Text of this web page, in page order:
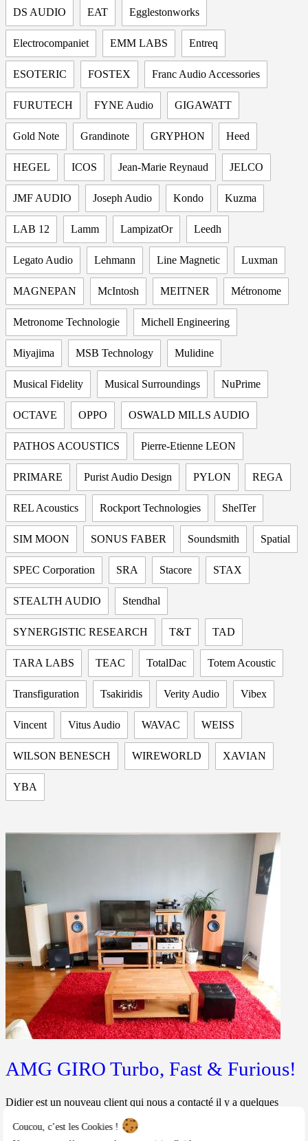
DS AUDIO EAT Egglestonworks
Electrocompaniet EMM LABS Entreq
ESOTERIC FOSTEX Franc Audio Accessories
FURUTECH FYNE Audio GIGAWATT
Gold Note Grandinote GRYPHON Heed
HEGEL ICOS Jean-Marie Reynaud JELCO
JMF AUDIO Joseph Audio Kondo Kuzma
LAB 12 Lamm LampizatOr Leedh
Legato Audio Lehmann Line Magnetic Luxman
MAGNEPAN McIntosh MEITNER Métronome
Metronome Technologie Michell Engineering
Miyajima MSB Technology Mulidine
Musical Fidelity Musical Surroundings NuPrime
OCTAVE OPPO OSWALD MILLS AUDIO
PATHOS ACOUSTICS Pierre-Etienne LEON
PRIMARE Purist Audio Design PYLON REGA
REL Acoustics Rockport Technologies ShelTer
SIM MOON SONUS FABER Soundsmith Spatial
SPEC Corporation SRA Stacore STAX
STEALTH AUDIO Stendhal
SYNERGISTIC RESEARCH T&T TAD
TARA LABS TEAC TotalDac Totem Acoustic
Transfiguration Tsakiridis Verity Audio Vibex
Vincent Vitus Audio WAVAC WEISS
WILSON BENESCH WIREWORLD XAVIAN
YBA
AMG GIRO Turbo, Fast & Furious!
Didier est un nouveau client qui nous a contacté il y a quelques
un grand amateur de disque noir, qui est son unique source musicale.
Coucou, c’est les Cookies !